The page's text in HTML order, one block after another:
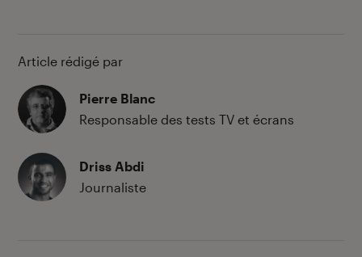
Article rédigé par
Pierre Blanc
Responsable des tests TV et écrans
Driss Abdi
Journaliste